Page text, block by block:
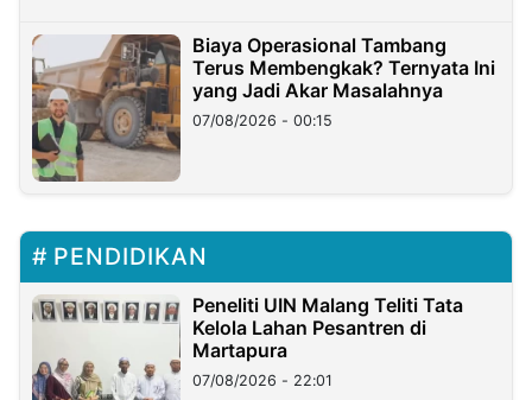
Biaya Operasional Tambang
Terus Membengkak? Ternyata Ini
yang Jadi Akar Masalahnya
07/08/2026 - 00:15
PENDIDIKAN
Peneliti UIN Malang Teliti Tata
Kelola Lahan Pesantren di
Martapura
07/08/2026 - 22:01